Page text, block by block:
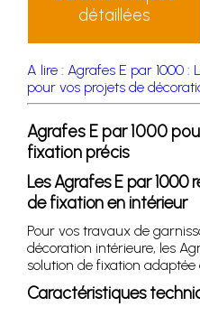
détaillées
A lire : Agrafes E par 1000 :
pour vos projets de
Agrafes E par 1000
fixation précis
Les Agrafes E par 1000
de fixation en intérieur
Pour vos travaux de
décoration intérieure, les
solution de fixation
Caractéristiques